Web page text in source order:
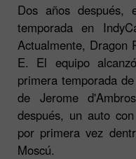
Dos años después,
temporada en
Actualmente, Dragon
E. El equipo
primera temporada
de Jerome
después, un auto
por primera vez
Moscú.